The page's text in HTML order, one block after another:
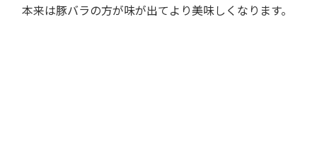
本来は豚バラの方が味が出てより美味しくなります。